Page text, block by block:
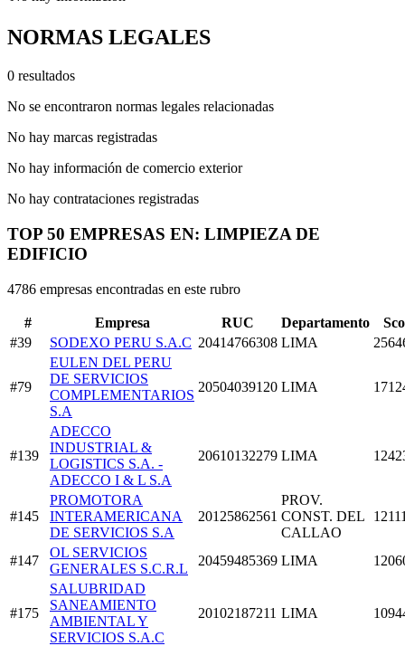
NORMAS LEGALES
0 resultados
No se encontraron normas legales relacionadas
No hay marcas registradas
No hay información de comercio exterior
No hay contrataciones registradas
TOP 50 EMPRESAS EN: LIMPIEZA DE
EDIFICIO
4786 empresas encontradas en este rubro
# Empresa RUC Departamento
#39
SODEXO PERU S.A.C 20414766308 LIMA
#79
EULEN DEL PERU
DE SERVICIOS
COMPLEMENTARIOS
S.A
20504039120 LIMA
#139
ADECCO
INDUSTRIAL &
LOGISTICS S.A. -
ADECCO I & L S.A
20610132279 LIMA
#145
PROMOTORA
INTERAMERICANA
DE SERVICIOS S.A
20125862561
PROV.
CONST. DEL
CALLAO
#147
OL SERVICIOS
GENERALES S.C.R.L
20459485369 LIMA
#175
SALUBRIDAD
SANEAMIENTO
AMBIENTAL Y
SERVICIOS S.A.C
20102187211 LIMA